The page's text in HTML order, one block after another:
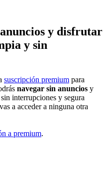
y disfrutar
y sin
suscripción premium para
navegar sin anuncios y
interrupciones y segura
a acceder a ninguna otra
a premium.